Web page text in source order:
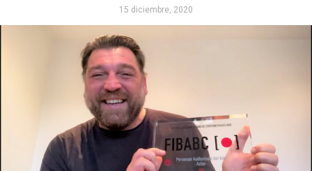
15 diciembre, 2020